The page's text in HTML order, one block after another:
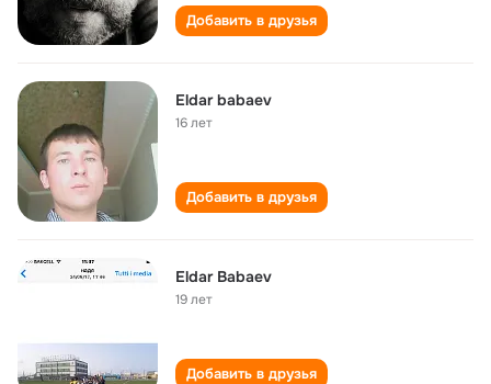
Добавить в друзья
Eldar babaev
16 лет
Добавить в друзья
Eldar Babaev
19 лет
Добавить в друзья